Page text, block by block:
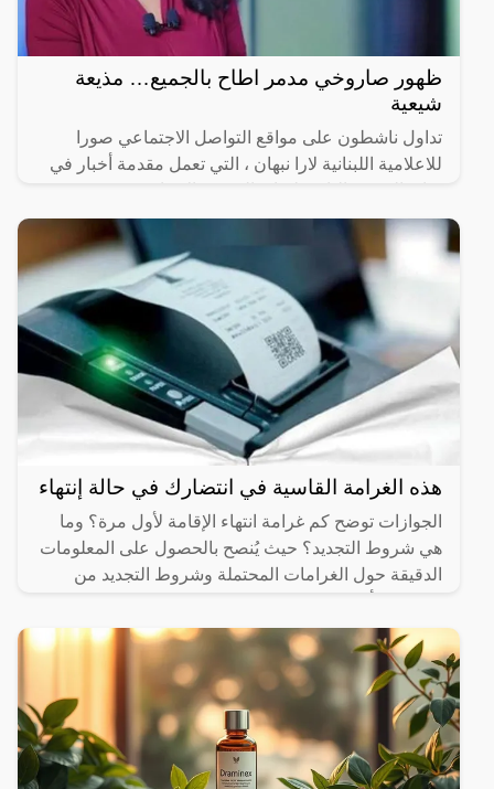
ظهور صاروخي مدمر اطاح بالجميع… مذيعة
شيعية
تداول ناشطون على مواقع التواصل الاجتماعي صورا
للاعلامية اللبنانية لارا نبهان ، التي تعمل مقدمة أخبار في
هذه الغرامة القاسية في انتضارك في حالة إنتهاء
الجوازات توضح كم غرامة انتهاء الإقامة لأول مرة؟ وما
هي شروط التجديد؟ حيث يُنصح بالحصول على المعلومات
الدقيقة حول الغرامات المحتملة وشروط التجديد من